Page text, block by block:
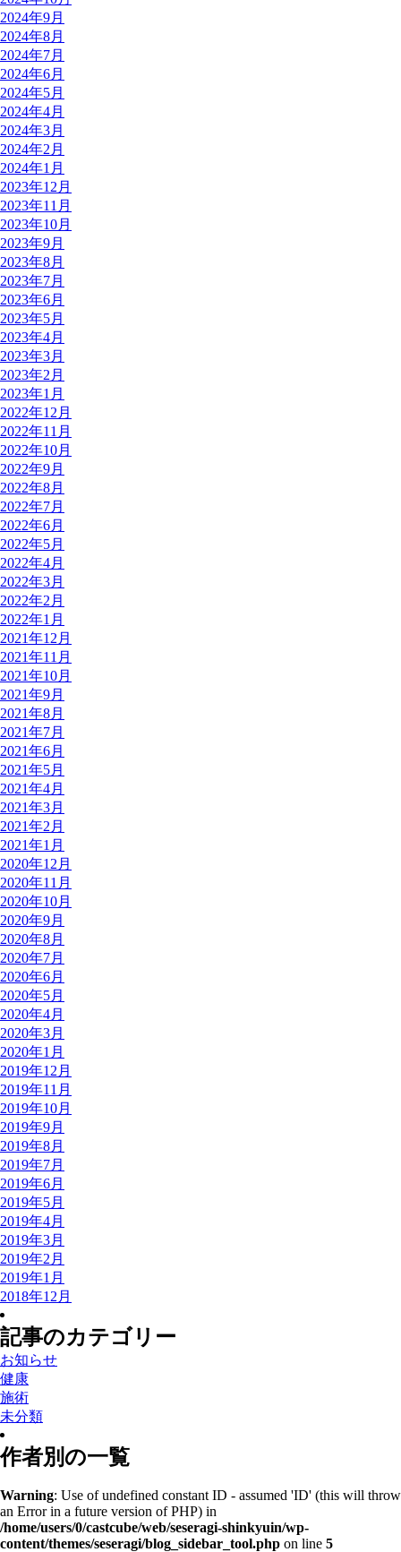
2024年9月
2024年8月
2024年7月
2024年6月
2024年5月
2024年4月
2024年3月
2024年2月
2024年1月
2023年12月
2023年11月
2023年10月
2023年9月
2023年8月
2023年7月
2023年6月
2023年5月
2023年4月
2023年3月
2023年2月
2023年1月
2022年12月
2022年11月
2022年10月
2022年9月
2022年8月
2022年7月
2022年6月
2022年5月
2022年4月
2022年3月
2022年2月
2022年1月
2021年12月
2021年11月
2021年10月
2021年9月
2021年8月
2021年7月
2021年6月
2021年5月
2021年4月
2021年3月
2021年2月
2021年1月
2020年12月
2020年11月
2020年10月
2020年9月
2020年8月
2020年7月
2020年6月
2020年5月
2020年4月
2020年3月
2020年1月
2019年12月
2019年11月
2019年10月
2019年9月
2019年8月
2019年7月
2019年6月
2019年5月
2019年4月
2019年3月
2019年2月
2019年1月
2018年12月
記事のカテゴリー
お知らせ
健康
施術
未分類
作者別の一覧
Warning: Use of undefined constant ID - assumed 'ID' (this will throw
an Error in a future version of PHP) in
/home/users/0/castcube/web/seseragi-shinkyuin/wp-
content/themes/seseragi/blog_sidebar_tool.php on line 5